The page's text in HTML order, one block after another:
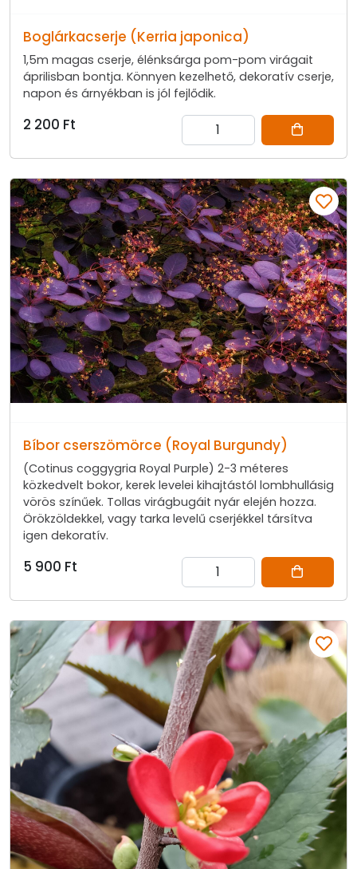
Boglárkacserje (Kerria japonica)
1,5m magas cserje, élénksárga pom-pom virágait
áprilisban bontja. Könnyen kezelhető, dekoratív cserje,
napon és árnyékban is jól fejlődik.
2 200 Ft
Bíbor cserszömörce (Royal Burgundy)
(Cotinus coggygria Royal Purple) 2-3 méteres
közkedvelt bokor, kerek levelei kihajtástól lombhullásig
vörös színűek. Tollas virágbugáit nyár elején hozza.
Örökzöldekkel, vagy tarka levelű cserjékkel társítva
igen dekoratív.
5 900 Ft